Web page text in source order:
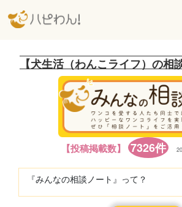
【犬生活（わんこライフ）の相
【投稿掲載数】 7326件
『みんなの相談ノート』って？